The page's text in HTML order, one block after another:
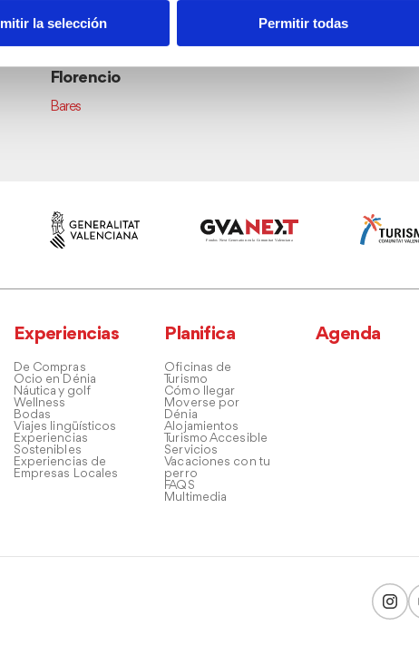
la selección Permitir todas
Florencio
Bares
Cocina autóctona
Experiencias
De Compras
Ocio en Dénia
Náutica y golf
Wellness
Bodas
Viajes lingüísticos
Experiencias
Sostenibles
Experiencias de
Empresas Locales
Planifica
Oficinas de
Turismo
Cómo llegar
Moverse por
Dénia
Alojamientos
Turismo Accesible
Servicios
Vacaciones con tu
perro
FAQS
Multimedia
Agenda